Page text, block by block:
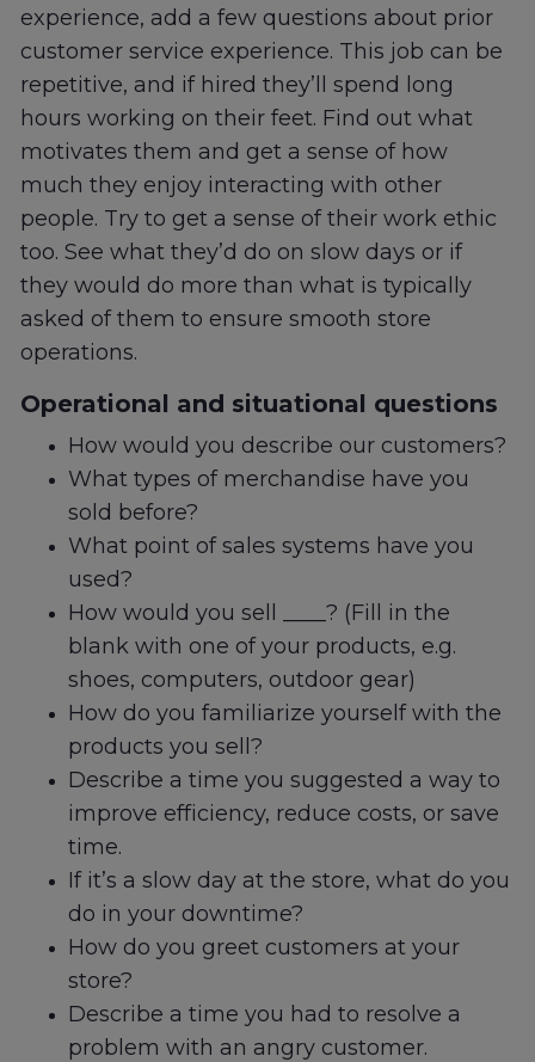
experience, add a few questions about prior
customer service experience. This job can be
repetitive, and if hired they’ll spend long
hours working on their feet. Find out what
motivates them and get a sense of how
much they enjoy interacting with other
people. Try to get a sense of their work ethic
too. See what they’d do on slow days or if
they would do more than what is typically
asked of them to ensure smooth store
operations.
Operational and situational questions
How would you describe our customers?
What types of merchandise have you
sold before?
What point of sales systems have you
used?
How would you sell ____? (Fill in the
blank with one of your products, e.g.
shoes, computers, outdoor gear)
How do you familiarize yourself with the
products you sell?
Describe a time you suggested a way to
improve efficiency, reduce costs, or save
time.
If it’s a slow day at the store, what do you
do in your downtime?
How do you greet customers at your
store?
Describe a time you had to resolve a
problem with an angry customer.